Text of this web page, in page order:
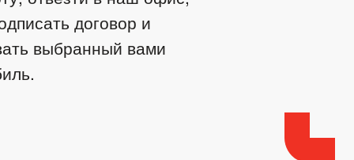
договор и
выбранный вами